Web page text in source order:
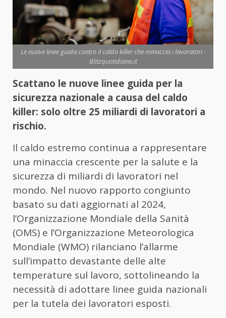
Le nuove linee guida contro il caldo killer che minaccia i lavoratori -
Blitzquotidiano.it
Scattano le nuove linee guida per la
sicurezza nazionale a causa del caldo
killer: solo oltre 25 miliardi di lavoratori a
rischio.
Il caldo estremo continua a rappresentare
una minaccia crescente per la salute e la
sicurezza di miliardi di lavoratori nel
mondo. Nel nuovo rapporto congiunto
basato su dati aggiornati al 2024,
l’Organizzazione Mondiale della Sanità
(OMS) e l’Organizzazione Meteorologica
Mondiale (WMO) rilanciano l’allarme
sull’impatto devastante delle alte
temperature sul lavoro, sottolineando la
necessità di adottare linee guida nazionali
per la tutela dei lavoratori esposti.